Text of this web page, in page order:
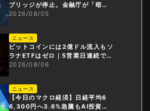
ブリッジが停止。金融庁が「暗号
資産・ステーブルコイン課」新設
2026/08/05
ニュース
ビットコインには2億ドル流入もソ
ラナETFはゼロ｜5営業日連続で停
止
2026/08/06
ニュース
【今日のマクロ経済】日経平均6
6,300円へ3.6%急騰もAI投資回